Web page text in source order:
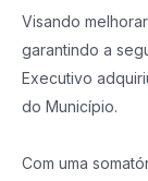
Visando
garantindo a
Executivo
do Município.
Com uma